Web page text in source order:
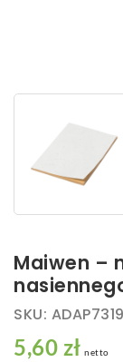
Maiwen –
SKU:
5,60 zł netto